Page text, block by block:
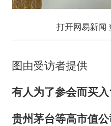
打开网易新闻
图由受访者提供
有人为了参会而买
贵州茅台等高市值